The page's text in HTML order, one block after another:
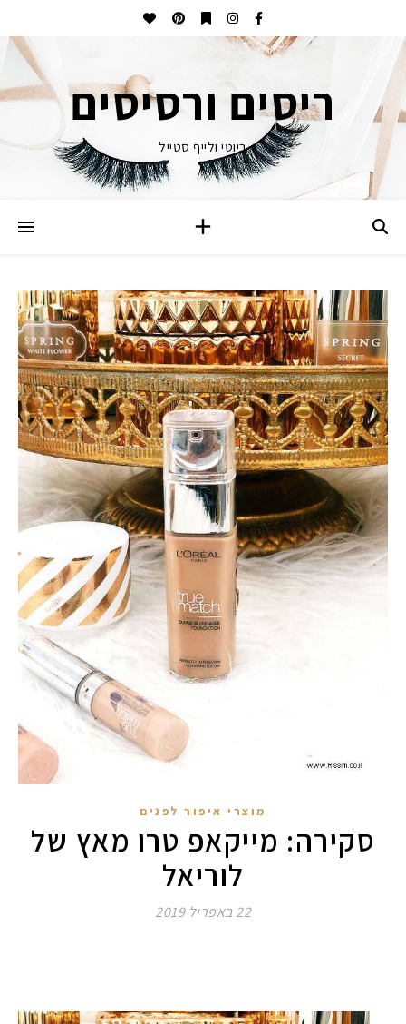
ריסים ורסיסים
ביוטי ולייף סטייל
מוצרי איפור לפנים
סקירה: מייקאפ טרו מאץ של
לוריאל
22 באפריל 2019